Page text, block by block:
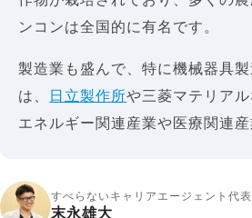
ンコンは全国的に有名です。
製造業も盛んで、特に機械器具
は、
日立製作所や三菱マテリア
エネルギー関連産業や医療関連
すべらないキャリアエージェント代表
末永雄大